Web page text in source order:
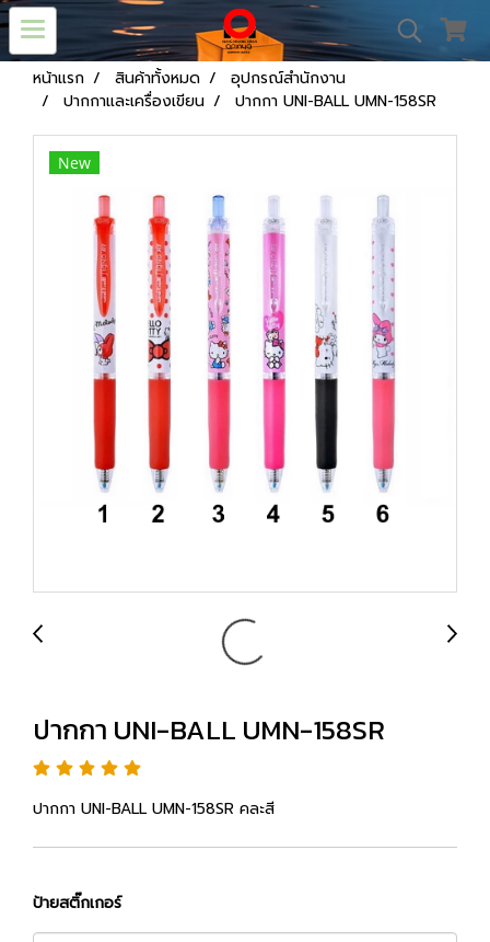
หน้าแรก สินค้าทั้งหมด
อุปกรณ์สำนักงาน
ปากกาและเครื่องเขียน
ปากกา UNI-BALL UMN-158SR
New
ปากกา UNI-BALL UMN-158SR
ปากกา UNI-BALL UMN-158SR คละสี
ป้ายสติ๊กเกอร์